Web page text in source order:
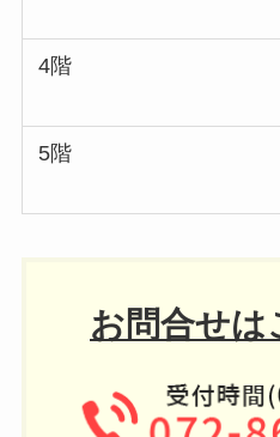
4階
5階
お問合せは